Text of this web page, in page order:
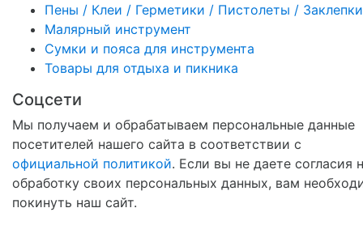
Пены / Клеи / Герметики / Пистолеты / Заклепки
Малярный инструмент
Сумки и пояса для инструмента
Товары для отдыха и пикника
Соцсети
Мы получаем и обрабатываем персональные данные
посетителей нашего сайта в соответствии с
официальной политикой. Если вы не даете согласия
обработку своих персональных данных, вам
покинуть наш сайт.